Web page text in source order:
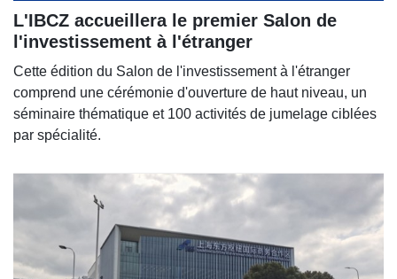
L'IBCZ accueillera le premier Salon de
l'investissement à l'étranger
Cette édition du Salon de l'investissement à l'étranger
comprend une cérémonie d'ouverture de haut niveau, un
séminaire thématique et 100 activités de jumelage ciblées
par spécialité.